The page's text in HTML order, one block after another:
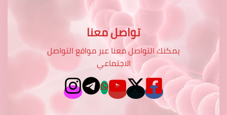
تواصل معنا
يمكنك التواصل معنا عبر مواقع التواصل
الاجتماعي